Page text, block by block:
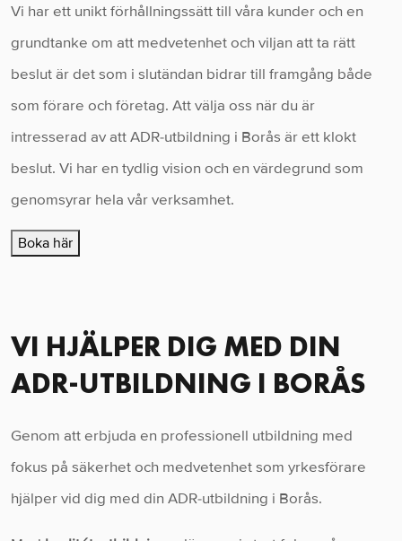
Vi har ett unikt förhållningssätt till våra kunder och en
grundtanke om att medvetenhet och viljan att ta rätt
beslut är det som i slutändan bidrar till framgång både
som förare och företag. Att välja oss när du är
intresserad av att ADR-utbildning i Borås är ett klokt
beslut. Vi har en tydlig vision och en värdegrund som
genomsyrar hela vår verksamhet.
Boka här
VI HJÄLPER DIG MED DIN
ADR-UTBILDNING I BORÅS
Genom att erbjuda en professionell utbildning med
fokus på säkerhet och medvetenhet som yrkesförare
hjälper vid dig med din ADR-utbildning i Borås.